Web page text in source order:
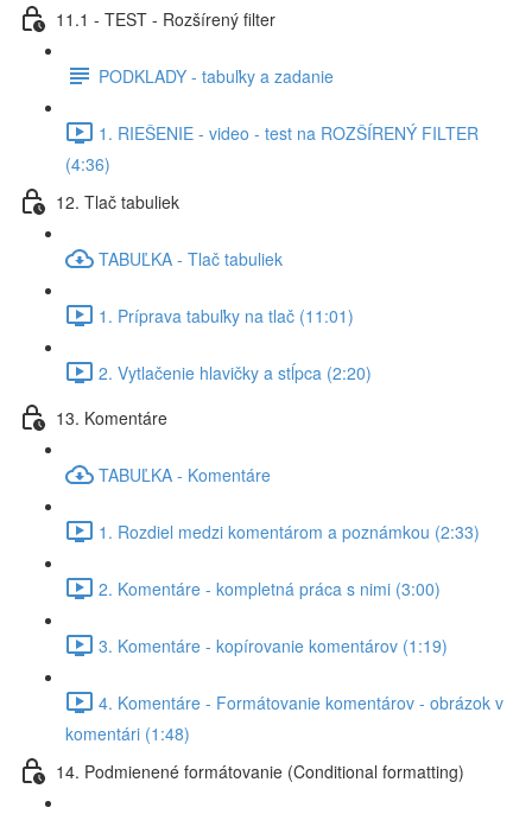
11.1 - TEST - Rozšírený filter
PODKLADY - tabuľky a zadanie
1. RIEŠENIE - video - test na ROZŠÍRENÝ FILTER
(4:36)
12. Tlač tabuliek
TABUĽKA - Tlač tabuliek
1. Príprava tabuľky na tlač (11:01)
2. Vytlačenie hlavičky a stĺpca (2:20)
13. Komentáre
TABUĽKA - Komentáre
1. Rozdiel medzi komentárom a poznámkou (2:33)
2. Komentáre - kompletná práca s nimi (3:00)
3. Komentáre - kopírovanie komentárov (1:19)
4. Komentáre - Formátovanie komentárov - obrázok v
komentári (1:48)
14. Podmienené formátovanie (Conditional formatting)